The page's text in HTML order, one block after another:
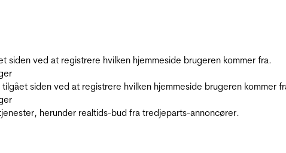
siden ved at registrere hvilken hjemmeside brugeren kommer fra.
siden ved at registrere hvilken hjemmeside brugeren kommer
herunder realtids-bud fra tredjeparts-annoncører.